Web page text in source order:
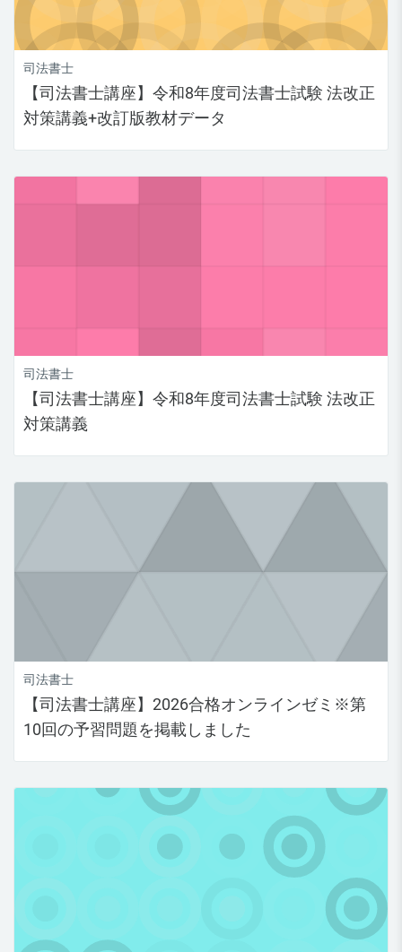
司法書士
【司法書士講座】令和8年度司法書士試験 法改正
対策講義+改訂版教材データ
司法書士
【司法書士講座】令和8年度司法書士試験 法改正
対策講義
司法書士
【司法書士講座】2026合格オンラインゼミ※第
10回の予習問題を掲載しました